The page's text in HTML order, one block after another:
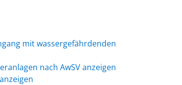
mit wassergefährdenden
nach AwSV anzeigen